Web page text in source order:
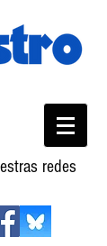
redes